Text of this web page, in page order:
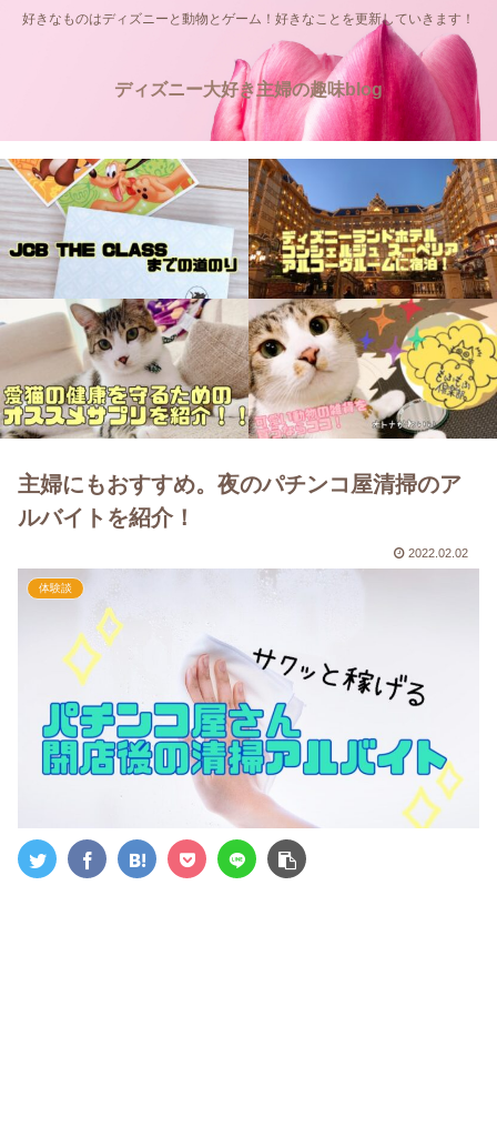
好きなものはディズニーと動物とゲーム！好きなことを更新していきます！
ディズニー大好き主婦の趣味blog
主婦にもおすすめ。夜のパチンコ屋清掃のア
ルバイトを紹介！
2022.02.02
体験談